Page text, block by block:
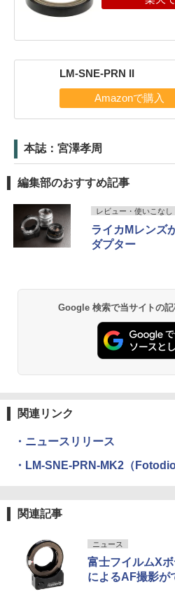
LM-SNE-PRN II
本誌：宮澤孝周
編集部のおすすめ記事
レビュー・使いこなし
ライカMレンズ
ダプター
Google 検索で当サイトの
関連リンク
・ニュースリリース
・LM-SNE-PRN-MK2（
関連記事
ニュース
富士フイルムX
によるAF撮影が